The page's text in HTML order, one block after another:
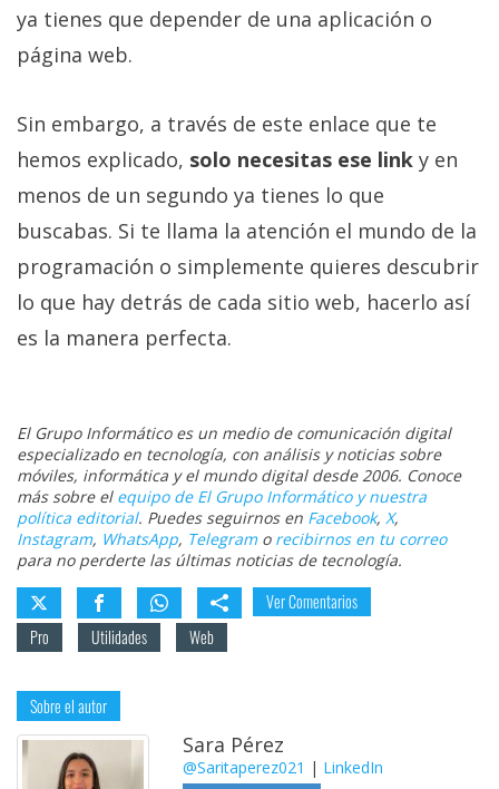
ya tienes que depender de una aplicación o
página web.
Sin embargo, a través de este enlace que te
hemos explicado, solo necesitas ese link y en
menos de un segundo ya tienes lo que
buscabas. Si te llama la atención el mundo de la
programación o simplemente quieres descubrir
lo que hay detrás de cada sitio web, hacerlo así
es la manera perfecta.
El Grupo Informático es un medio de comunicación digital
especializado en tecnología, con análisis y noticias sobre
móviles, informática y el mundo digital desde 2006. Conoce
más sobre el equipo de El Grupo Informático y nuestra
política editorial. Puedes seguirnos en Facebook, X,
Instagram, WhatsApp, Telegramo recibirnos en tu correo
para no perderte las últimas noticias de tecnología.
Ver Comentarios
Pro
Utilidades Web
Sobre el autor
Sara Pérez
@Saritaperez021 | LinkedIn